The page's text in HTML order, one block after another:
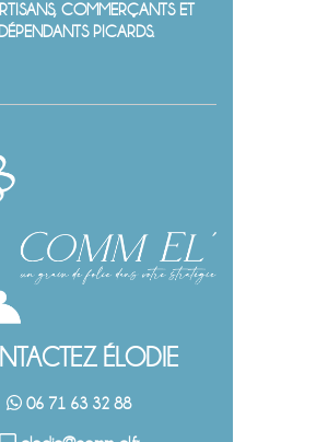
COMMERÇANTS ET
PICARDS.
ÉLODIE
06 71 63 32 88